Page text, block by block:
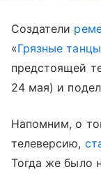
Создатели
«Грязные танцы
предстоящей
24 мая) и
Напомним, о
телеверсию,
Тогда же было